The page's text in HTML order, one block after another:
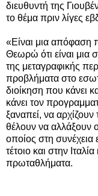
διευθυντή της
το θέμα πριν λίγες
«Είναι μια απόφαση
Θεωρώ ότι είναι μια
της μεταγραφικής
προβλήματα στο
διοίκηση που κάνει
κάνει τον
ξαναπεί, να
θέλουν να αλλάξουν
οποίος στη συνέχεια
τέτοιο και στην
πρωταθλήματα.